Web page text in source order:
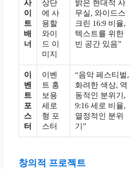
사
이
트
배
너
상단
에 사
용할
와이
드 이
미지
밝은 현대적 사
무실, 와이드스
크린 16:9 비율,
텍스트를 위한
빈 공간 있음”
이
벤
트
포
스
터
이벤
트 홍
보용
세로
형 포
스터
“음악 페스티벌,
화려한 색상, 역
동적인 분위기,
9:16 세로 비율,
열정적인 분위
기”
창의적 프로젝트